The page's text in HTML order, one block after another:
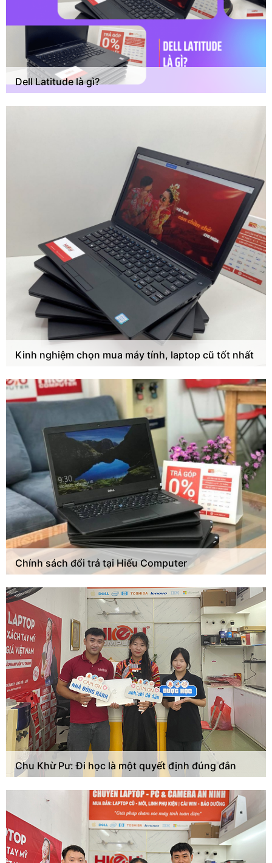
Dell Latitude là gì?
Kinh nghiệm chọn mua máy tính, laptop cũ tốt nhất
Chính sách đổi trả tại Hiếu Computer
Chu Khừ Pư: Đi học là một quyết định đúng đắn